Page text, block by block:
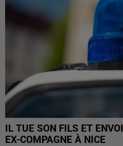
IL TUE SON FILS ET
EX-COMPAGNE À NICE